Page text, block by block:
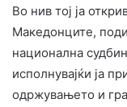
Во нив тој ја
Македонците,
национална
исполнувајќи ја
одржувањето и